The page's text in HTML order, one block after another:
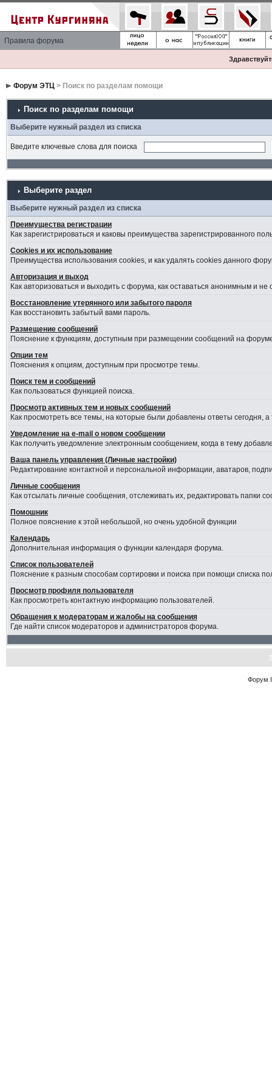
Правила форума
Форум ЭТЦ> Поиск по разделам помощи
Поиск по разделам помощи
Выберите нужный раздел из списка
Введите ключевые слова для поиска
Выберите раздел
Выберите нужный раздел из списка
Преимущества регистрации
Как зарегистрироваться и каковы преимущества зарегистрированного
Cookies и их использование
Преимущества использования cookies, и как удалять cookies данного
Авторизация и выход
Как авторизоваться и выходить с форума, как оставаться анонимным и
Восстановление утерянного или забытого пароля
Как восстановить забытый вами пароль.
Размещение сообщений
Пояснение к функциям, доступным при размещении сообщений на
Опции тем
Пояснения к опциям, доступным при просмотре темы.
Поиск тем и сообщений
Как пользоваться функцией поиска.
Просмотр активных тем и новых сообщений
Как просмотреть все темы, на которые были добавлены ответы сегодня,
Уведомление на е-mail о новом сообщении
Как получить уведомление электронным сообщением, когда в тему
Ваша панель управления (Личные настройки)
Редактирование контактной и персональной информации, аватаров,
Личные сообщения
Как отсылать личные сообщения, отслеживать их, редактировать папки
Помошник
Полное пояснение к этой небольшой, но очень удобной функции
Календарь
Дополнительная информация о функции календаря форума.
Список пользователей
Пояснение к разным способам сортировки и поиска при помощи списка
Просмотр профиля пользователя
Как просмотреть контактную информацию пользователей.
Обращения к модераторам и жалобы на сообщения
Где найти список модераторов и администраторов форума.
Форум